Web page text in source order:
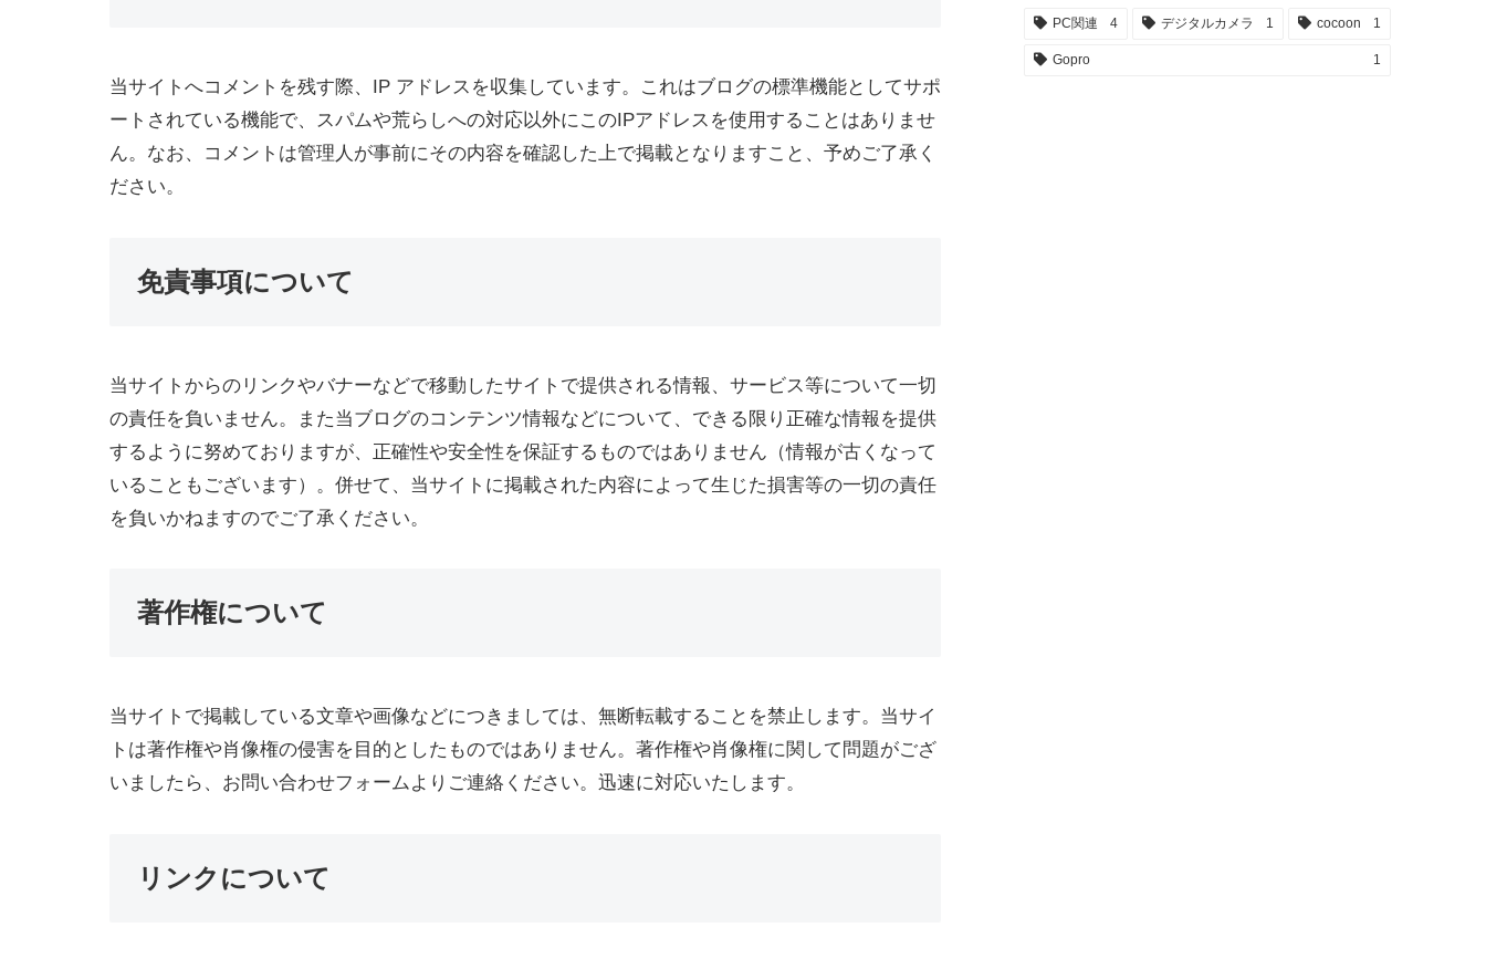
当サイトへコメントを残す際、IP アドレスを収集しています。これはブログの標準機能としてサポ
ートされている機能で、スパムや荒らしへの対応以外にこのIPアドレスを使用することはありませ
ん。なお、コメントは管理人が事前にその内容を確認した上で掲載となりますこと、予めご了承く
ださい。
免責事項について
当サイトからのリンクやバナーなどで移動したサイトで提供される情報、サービス等について一切
の責任を負いません。また当ブログのコンテンツ情報などについて、できる限り正確な情報を提供
するように努めておりますが、正確性や安全性を保証するものではありません（情報が古くなって
いることもございます）。併せて、当サイトに掲載された内容によって生じた損害等の一切の責任
を負いかねますのでご了承ください。
著作権について
当サイトで掲載している文章や画像などにつきましては、無断転載することを禁止します。当サイ
トは著作権や肖像権の侵害を目的としたものではありません。著作権や肖像権に関して問題がござ
いましたら、お問い合わせフォームよりご連絡ください。迅速に対応いたします。
リンクについて
PC関連 4 デジタルカメラ 1 cocoon 1
Gopro 1